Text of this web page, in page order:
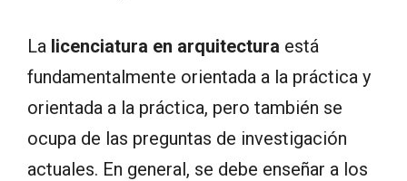
La licenciatura en arquitectura está
fundamentalmente orientada a la práctica y
orientada a la práctica, pero también se
ocupa de las preguntas de investigación
actuales. En general, se debe enseñar a los